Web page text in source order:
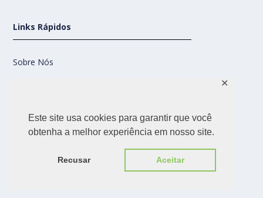
Este site usa cookies para garantir que você
obtenha a melhor experiência em nosso site.
Recusar Aceitar
✕
Links Rápidos
Sobre Nós
Nossas Redes